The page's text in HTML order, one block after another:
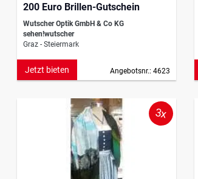
200 Euro Brillen-Gutschein
Wutscher Optik GmbH & Co KG
sehen!wutscher
Graz - Steiermark
Angebotsnr.: 4623
Jetzt bieten
3x